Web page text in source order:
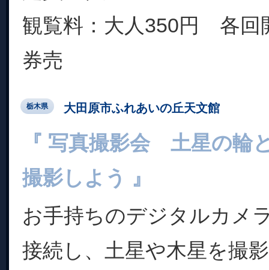
観覧料：大人350円 各回
券売
栃木県 大田原市ふれあいの丘天文館
『 写真撮影会 土星の輪
撮影しよう 』
お手持ちのデジタルカメ
接続し、土星や木星を撮